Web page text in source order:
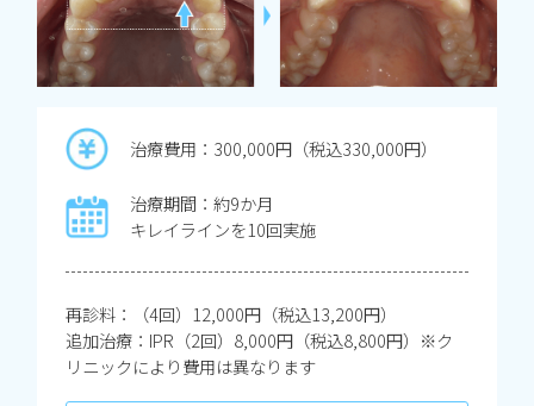
治療費用：300,000円（税込330,000円）
治療期間：約9か月
キレイラインを10回実施
再診料：（4回）12,000円（税込13,200円）
追加治療：IPR（2回）8,000円（税込8,800円）※ク
リニックにより費用は異なります